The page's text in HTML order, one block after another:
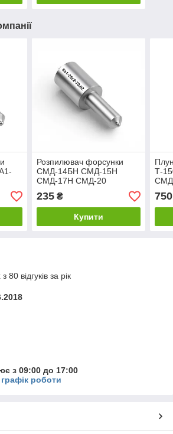
Розпилювач форсунки
СМД-14БН СМД-15Н
СМД-17Н СМД-20
6а120с2-70.02 - 4x0,34 мм
235₴
Купити
Т-
Ø10
750
80 відгуків за рік
з 09:00 до 17:00
роботи